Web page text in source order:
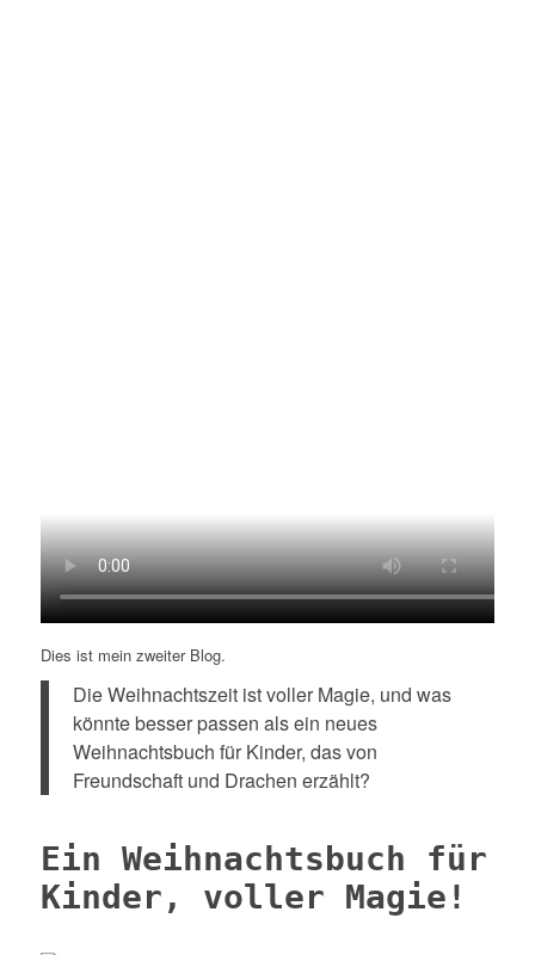
Dies ist mein zweiter Blog.
Die Weihnachtszeit ist voller Magie, und was
könnte besser passen als ein neues
Weihnachtsbuch für Kinder, das von
Freundschaft und Drachen erzählt?
Ein Weihnachtsbuch für
Kinder, voller Magie!